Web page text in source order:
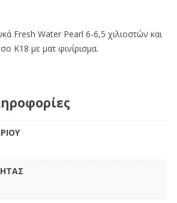
Fresh Water Pearl 6-6,5 χιλιοστών και
Κ18 με ματ φινίρισμα.